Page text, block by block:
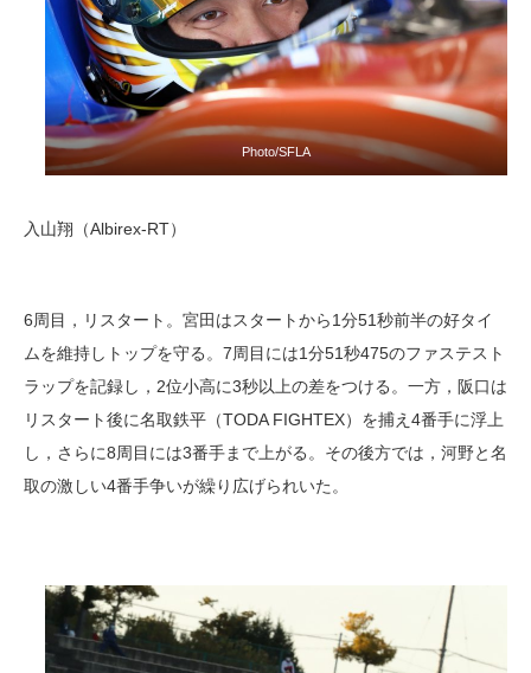
Photo/SFLA
入山翔（Albirex-RT）
6周目，リスタート。宮田はスタートから1分51秒前半の好タイ
ムを維持しトップを守る。7周目には1分51秒475のファステスト
ラップを記録し，2位小高に3秒以上の差をつける。一方，阪口は
リスタート後に名取鉄平（TODA FIGHTEX）を捕え4番手に浮上
し，さらに8周目には3番手まで上がる。その後方では，河野と名
取の激しい4番手争いが繰り広げられいた。